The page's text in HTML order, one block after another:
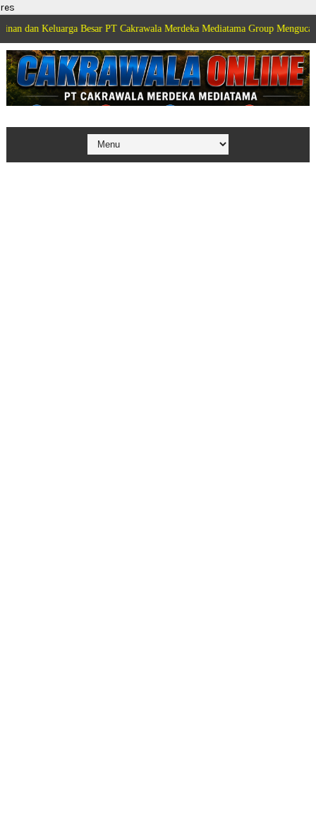
res
Besar PT Cakrawala Merdeka Mediatama Group Mengucapkan